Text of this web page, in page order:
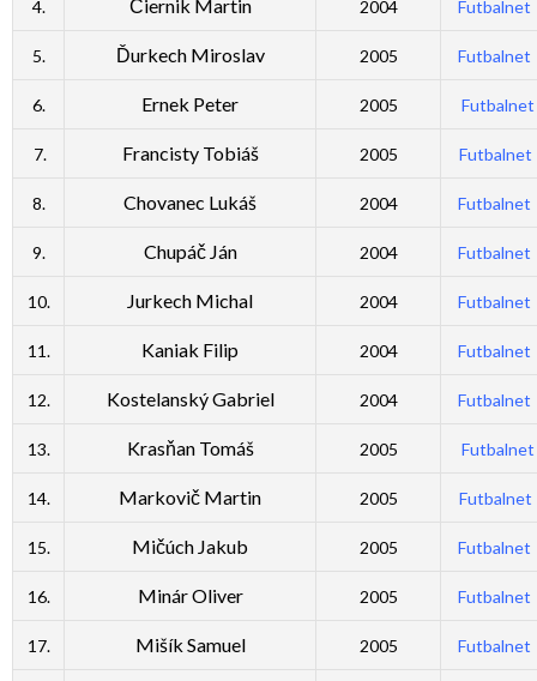
4. Čiernik Martin 2004 Futbalnet
5. Ďurkech Miroslav 2005 Futbalnet
6. Ernek Peter 2005 Futbalnet
7. Francisty Tobiáš 2005 Futbalnet
8. Chovanec Lukáš 2004 Futbalnet
9. Chupáč Ján 2004 Futbalnet
10. Jurkech Michal 2004 Futbalnet
11. Kaniak Filip 2004 Futbalnet
12. Kostelanský Gabriel 2004 Futbalnet
13. Krasňan Tomáš 2005 Futbalnet
14. Markovič Martin 2005 Futbalnet
15. Mičúch Jakub 2005 Futbalnet
16. Minár Oliver 2005 Futbalnet
17. Mišík Samuel 2005 Futbalnet